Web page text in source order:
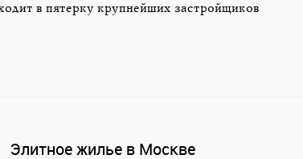
в пятерку крупнейших застройщиков
Элитное жилье в Москве